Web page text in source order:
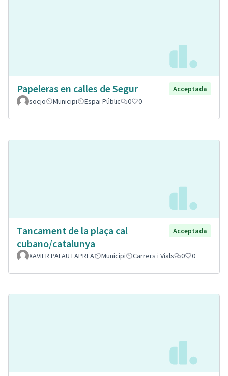
Papeleras en calles de Segur
Acceptada
socjo
Municipi Espai Públic 0 0
Tancament de la plaça cal
cubano/catalunya
Acceptada
XAVIER PALAU LAPREA Municipi Carrers i Vials 0 0